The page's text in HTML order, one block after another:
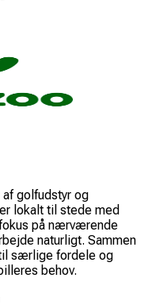
golfudstyr og
lokalt til stede med
på nærværende
naturligt. Sammen
særlige fordele og
behov.